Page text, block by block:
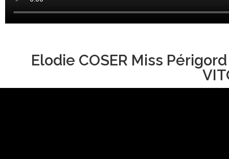
Elodie COSER Miss